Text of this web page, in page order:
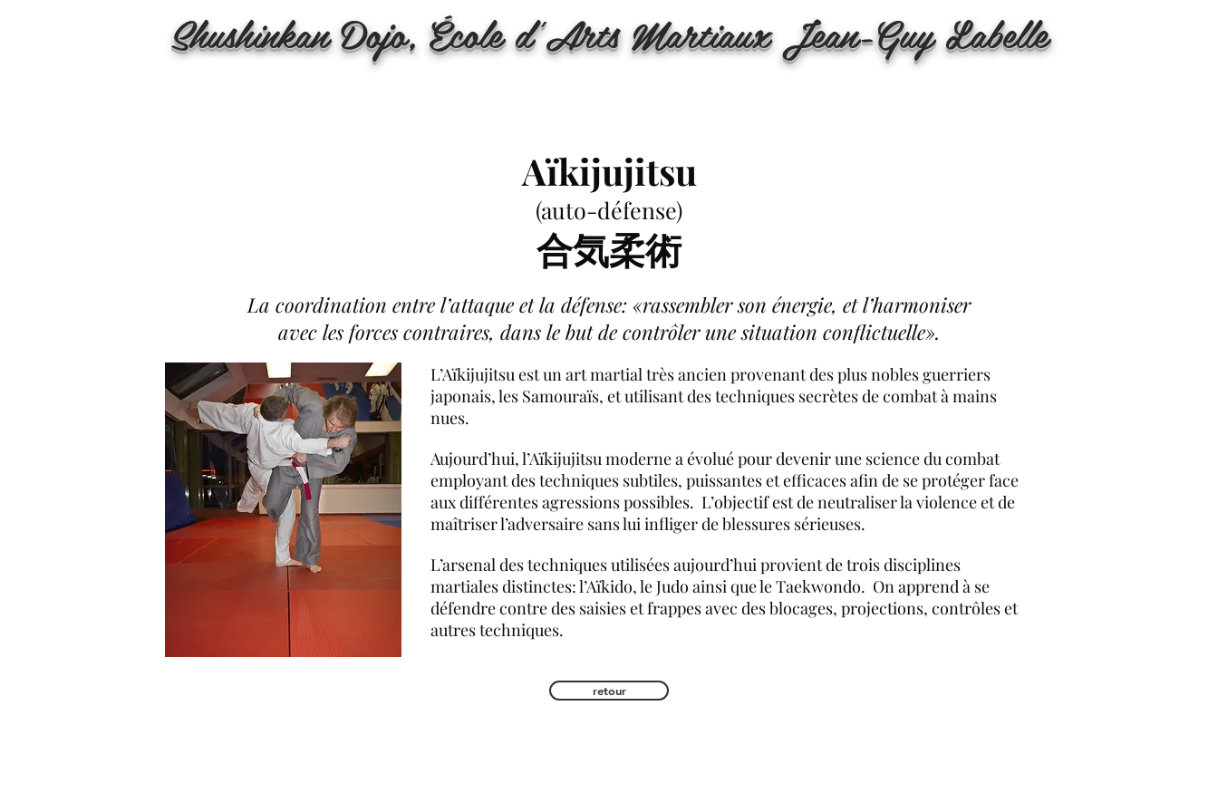
Shushinkan Dojo, École d'Arts Martiaux Jean-Guy Labelle
Aïkijujitsu
(auto-défense)
合気柔術
La coordination entre l’attaque et la défense: «rassembler son énergie, et l’harmoniser
avec les forces contraires, dans le but de contrôler une situation conflictuelle».
L’Aïkijujitsu est un art martial très ancien provenant des plus nobles guerriers
japonais, les Samouraïs, et utilisant des techniques secrètes de combat à mains
nues.
Aujourd’hui, l’Aïkijujitsu moderne a évolué pour devenir une science du combat
employant des techniques subtiles, puissantes et efficaces afin de se protéger face
aux différentes agressions possibles. L’objectif est de neutraliser la violence et de
maîtriser l’adversaire sans lui infliger de blessures sérieuses.
L’arsenal des techniques utilisées aujourd’hui provient de trois disciplines
martiales distinctes: l’Aïkido, le Judo ainsi que le Taekwondo. On apprend à se
défendre contre des saisies et frappes avec des blocages, projections, contrôles et
autres techniques.
retour